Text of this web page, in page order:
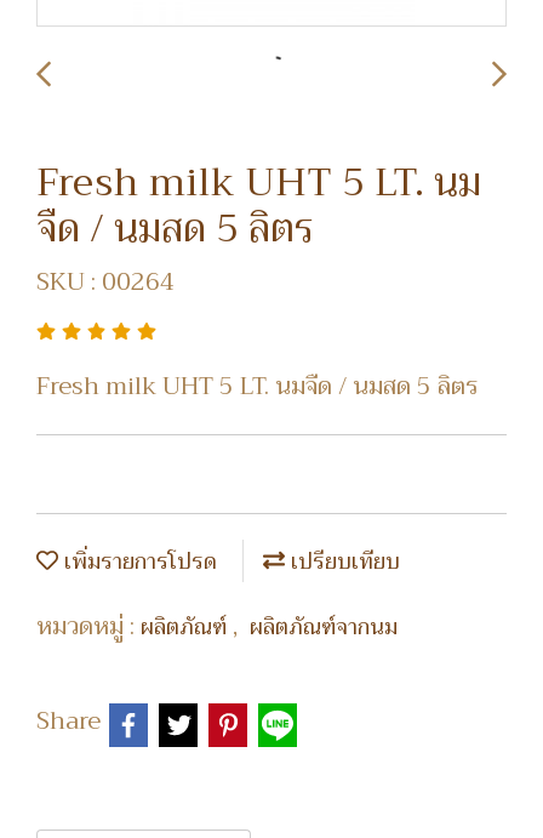
Fresh milk UHT 5 LT. นม
จืด / นมสด 5 ลิตร
SKU : 00264
Fresh milk UHT 5 LT. นมจืด / นมสด 5 ลิตร
เพิ่มรายการโปรด เปรียบเทียบ
หมวดหมู่ : ผลิตภัณฑ์, ผลิตภัณฑ์จากนม
Share